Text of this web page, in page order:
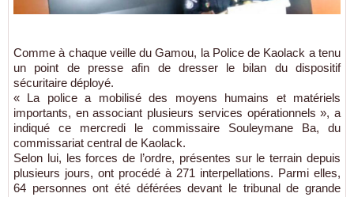
Comme à chaque veille du Gamou, la Police de Kaolack a tenu
un point de presse afin de dresser le bilan du dispositif
sécuritaire déployé.
« La police a mobilisé des moyens humains et matériels
importants, en associant plusieurs services opérationnels », a
indiqué ce mercredi le commissaire Souleymane Ba, du
commissariat central de Kaolack.
Selon lui, les forces de l’ordre, présentes sur le terrain depuis
plusieurs jours, ont procédé à 271 interpellations. Parmi elles,
64 personnes ont été déférées devant le tribunal de grande